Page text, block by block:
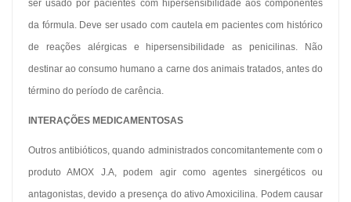
ser usado por pacientes com hipersensibilidade aos componentes
da fórmula. Deve ser usado com cautela em pacientes com histórico
de reações alérgicas e hipersensibilidade as penicilinas. Não
destinar ao consumo humano a carne dos animais tratados, antes do
término do período de carência.
INTERAÇÕES MEDICAMENTOSAS
Outros antibióticos, quando administrados concomitantemente com o
produto AMOX J.A, podem agir como agentes sinergéticos ou
antagonistas, devido a presença do ativo Amoxicilina. Podem causar